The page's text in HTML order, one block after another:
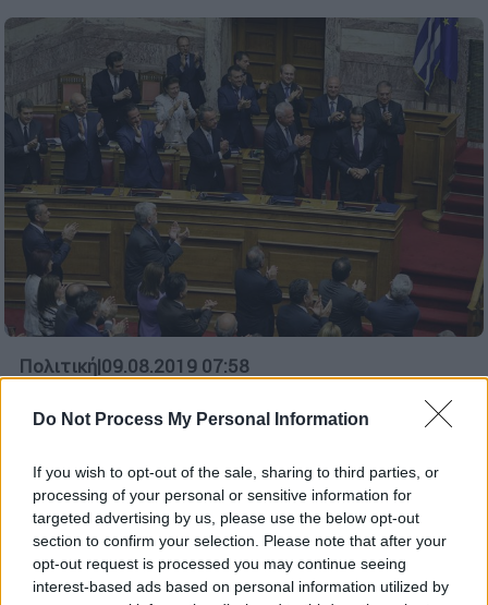
Do Not Process My Personal Information
If you wish to opt-out of the sale, sharing to third parties, or
processing of your personal or sensitive information for
targeted advertising by us, please use the below opt-out
section to confirm your selection. Please note that after your
opt-out request is processed you may continue seeing
interest-based ads based on personal information utilized by
Πολιτική|09.08.2019 07:58
Μητσοτάκης: Ούτε μία μέρα χαμένη